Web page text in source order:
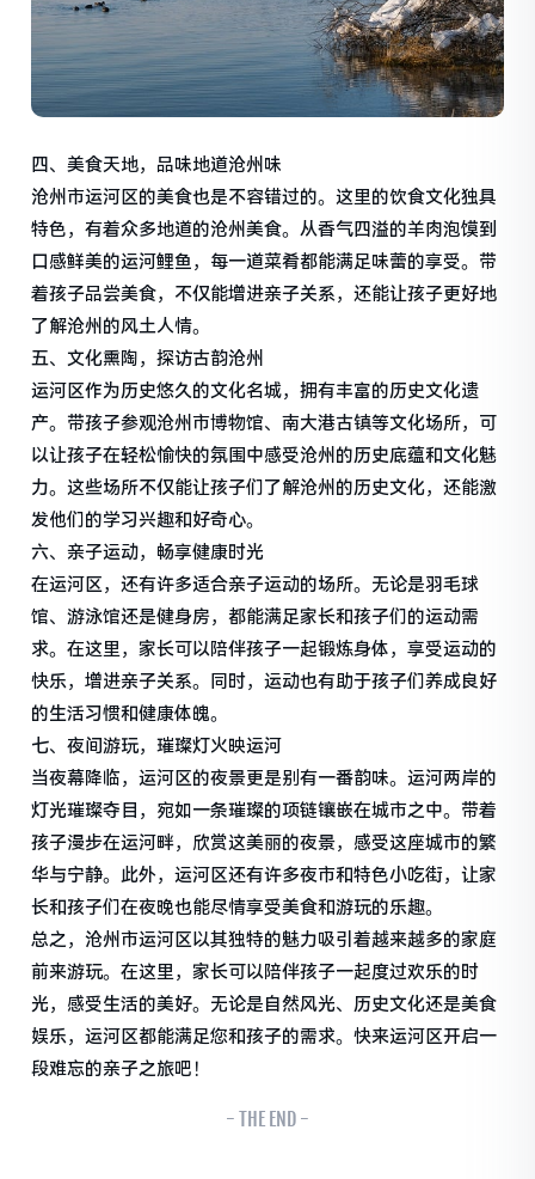
四、美食天地，品味地道沧州味
沧州市运河区的美食也是不容错过的。这里的饮食文化独具
特色，有着众多地道的沧州美食。从香气四溢的羊肉泡馍到
口感鲜美的运河鲤鱼，每一道菜肴都能满足味蕾的享受。带
着孩子品尝美食，不仅能增进亲子关系，还能让孩子更好地
了解沧州的风土人情。
五、文化熏陶，探访古韵沧州
运河区作为历史悠久的文化名城，拥有丰富的历史文化遗
产。带孩子参观沧州市博物馆、南大港古镇等文化场所，可
以让孩子在轻松愉快的氛围中感受沧州的历史底蕴和文化魅
力。这些场所不仅能让孩子们了解沧州的历史文化，还能激
发他们的学习兴趣和好奇心。
六、亲子运动，畅享健康时光
在运河区，还有许多适合亲子运动的场所。无论是羽毛球
馆、游泳馆还是健身房，都能满足家长和孩子们的运动需
求。在这里，家长可以陪伴孩子一起锻炼身体，享受运动的
快乐，增进亲子关系。同时，运动也有助于孩子们养成良好
的生活习惯和健康体魄。
七、夜间游玩，璀璨灯火映运河
当夜幕降临，运河区的夜景更是别有一番韵味。运河两岸的
灯光璀璨夺目，宛如一条璀璨的项链镶嵌在城市之中。带着
孩子漫步在运河畔，欣赏这美丽的夜景，感受这座城市的繁
华与宁静。此外，运河区还有许多夜市和特色小吃街，让家
长和孩子们在夜晚也能尽情享受美食和游玩的乐趣。
总之，沧州市运河区以其独特的魅力吸引着越来越多的家庭
前来游玩。在这里，家长可以陪伴孩子一起度过欢乐的时
光，感受生活的美好。无论是自然风光、历史文化还是美食
娱乐，运河区都能满足您和孩子的需求。快来运河区开启一
段难忘的亲子之旅吧！
- THE END -